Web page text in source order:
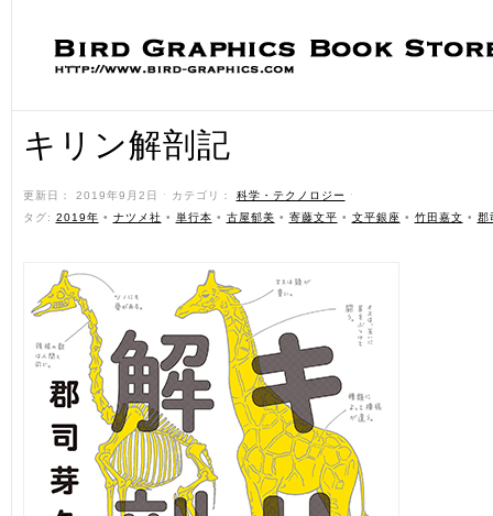
キリン解剖記
更新日： 2019年9月2日 ˑ カテゴリ： 科学・テクノロジー
ˑ
タグ: 2019年 • ナツメ社 • 単行本 • 古屋郁美 • 寄藤文平 • 文平銀座 • 竹田嘉文 • 郡